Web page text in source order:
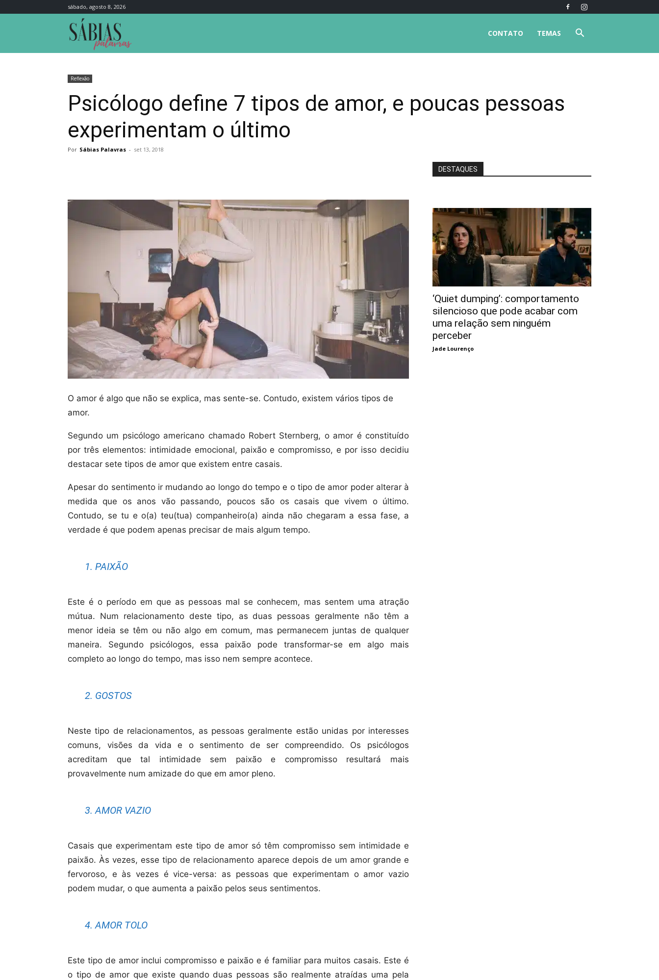
sábado, agosto 8, 2026
TEMAS
CONTATO
Reflexão
Psicólogo define 7 tipos de amor, e poucas pessoas
experimentam o último
Por Sábias Palavras - set 13, 2018
O amor é algo que não se explica, mas sente-se. Contudo, existem vários tipos de
amor.
Segundo um psicólogo americano chamado Robert Sternberg, o amor é constituído
por três elementos: intimidade emocional, paixão e compromisso, e por isso decidiu
destacar sete tipos de amor que existem entre casais.
Apesar do sentimento ir mudando ao longo do tempo e o tipo de amor poder alterar à
medida que os anos vão passando, poucos são os casais que vivem o último.
Contudo, se tu e o(a) teu(tua) companheiro(a) ainda não chegaram a essa fase, a
verdade é que podem apenas precisar de mais algum tempo.
1. PAIXÃO
Este é o período em que as pessoas mal se conhecem, mas sentem uma atração
mútua. Num relacionamento deste tipo, as duas pessoas geralmente não têm a
menor ideia se têm ou não algo em comum, mas permanecem juntas de qualquer
maneira. Segundo psicólogos, essa paixão pode transformar-se em algo mais
completo ao longo do tempo, mas isso nem sempre acontece.
2. GOSTOS
Neste tipo de relacionamentos, as pessoas geralmente estão unidas por interesses
comuns, visões da vida e o sentimento de ser compreendido. Os psicólogos
acreditam que tal intimidade sem paixão e compromisso resultará mais
provavelmente num amizade do que em amor pleno.
3. AMOR VAZIO
Casais que experimentam este tipo de amor só têm compromisso sem intimidade e
paixão. Às vezes, esse tipo de relacionamento aparece depois de um amor grande e
fervoroso, e às vezes é vice-versa: as pessoas que experimentam o amor vazio
podem mudar, o que aumenta a paixão pelos seus sentimentos.
4. AMOR TOLO
Este tipo de amor inclui compromisso e paixão e é familiar para muitos casais. Este é
o tipo de amor que existe quando duas pessoas são realmente atraídas uma pela
DESTAQUES
‘Quiet dumping’: comportamento
silencioso que pode acabar com
uma relação sem ninguém
perceber
Jade Lourenço